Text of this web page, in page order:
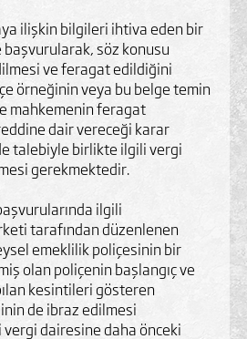
ilişkin bilgileri ihtiva eden bir
söz konusu
ve feragat edildiğini
örneğinin veya bu belge temin
mahkemenin feragat
dair vereceği karar
talebiyle birlikte ilgili vergi
gerekmektedir.
ilgili
tarafından düzenlenen
emeklilik poliçesinin bir
olan poliçenin başlangıç ve
kesintileri gösteren
de ibraz edilmesi
dairesine daha önceki